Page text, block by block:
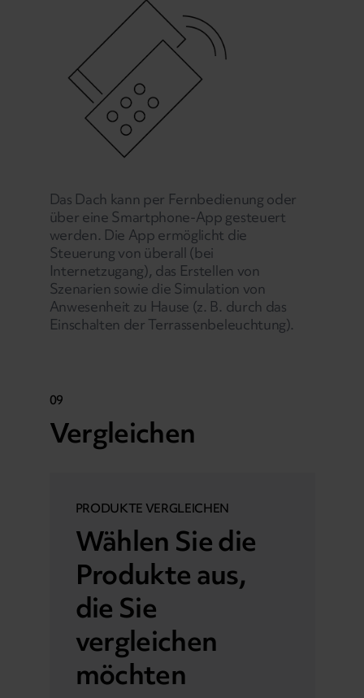
Das Dach kann per Fernbedienung oder
über eine Smartphone-App gesteuert
werden. Die App ermöglicht die
Steuerung von überall (bei
Internetzugang), das Erstellen von
Szenarien sowie die Simulation von
Anwesenheit zu Hause (z. B. durch das
Einschalten der Terrassenbeleuchtung).
09
Vergleichen
PRODUKTE VERGLEICHEN
Wählen Sie die
Produkte aus,
die Sie
vergleichen
möchten